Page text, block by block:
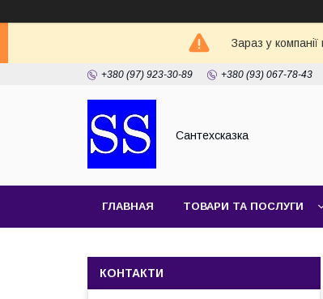
Зараз у
+380 (97) 923-30-89 +380 (93) 067-78-43
Сантехсказка
ГЛАВНАЯ ТОВАРИ ТА ПОСЛУГИ
КОНТАКТИ